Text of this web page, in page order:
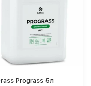
Prograss 5л